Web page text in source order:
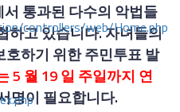
controllers/web/Home.php
통과된 다수의 악법들
하고있습니다.자녀들의
호하기 위한주민투표 발
5 월 19일 주일까지 연
명이 필요합니다.